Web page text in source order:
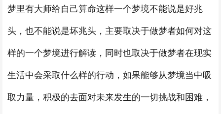
梦里有大师给自己算命这样一个梦境不能说是好兆
头，也不能说是坏兆头，主要取决于做梦者如何对这
样的一个梦境进行解读，同时也取决于做梦者在现实
生活中会采取什么样的行动，如果能够从梦境当中吸
取力量，积极的去面对未来发生的一切挑战和困难，